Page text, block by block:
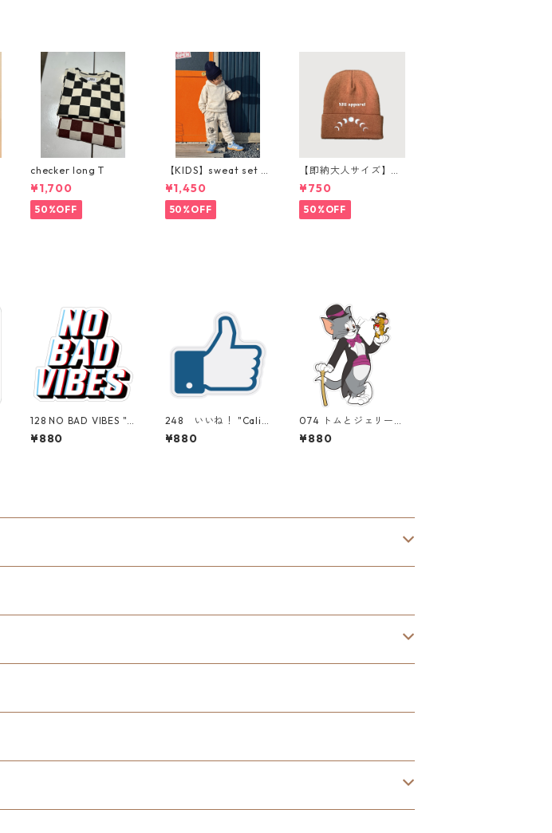
checker long T
¥1,700
50%OFF
【KIDS】sweat set u
p パンツ購入ページ
¥1,450
50%OFF
【即納大人サイズ】m
oon beanie
¥750
50%OFF
128 NO BAD VIBES "C
alifornia Market Cen
ter" アメリカンステ
¥880
248 いいね！ "Calif
ornia Market Cente
r" アメリカンステッ
¥880
074 トムとジェリー♪
"California Market C
enter" アメリカンス
¥880